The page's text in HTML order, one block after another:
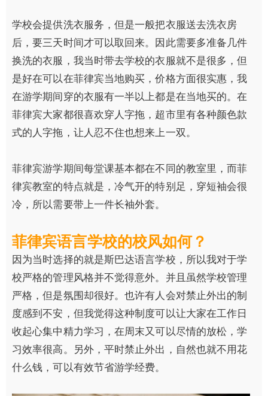
学校会提供洗衣服务，但是一般把衣服送去洗衣房
后，要三天时间才可以取回来。因此需要多准备几件
换洗的衣服，我当时带去学校的衣服就不是很多，但
是好在可以在菲律宾当地购买，价格方面很实惠，我
在游学期间穿的衣服有一半以上都是在当地买的。在
菲律宾大家都很喜欢穿人字拖，超市里有各种颜色款
式的人字拖，让人忍不住也想来上一双。
菲律宾游学期间每堂课基本都在不同的教室里，而菲
律宾教室的特点就是，冷气开的特别足，穿短袖会很
冷，所以需要带上一件长袖外套。
菲律宾语言学校的校风如何？
因为当时选择的就是斯巴达语言学校，所以我对于学
校严格的管理风格并不觉得意外。并且虽然学校管理
严格，但是氛围却很好。也许有人会对禁止外出的制
度感到不安，但我觉得这种制度可以让大家在工作日
收起心集中精力学习，在周末又可以尽情的放松，学
习效率很高。另外，平时禁止外出，自然也就不用花
什么钱，可以有效节省游学经费。